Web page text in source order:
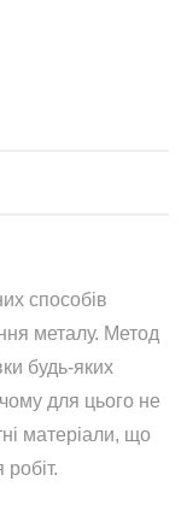
способів
металу. Метод
будь-яких
для цього не
матеріали, що